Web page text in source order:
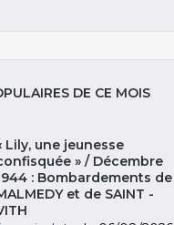
DE CE MOIS
Lily, une jeunesse
» / Décembre
: Bombardements de
et de SAINT -